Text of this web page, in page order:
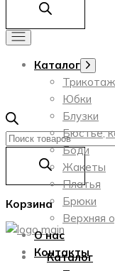
Поиск
Корзина
Каталог
Каталог
Трикотаж
Юбки
Блузки
Бюстье,
Боди
Жакеты
Платья
Брюки
Верхняя
О нас
Контакты